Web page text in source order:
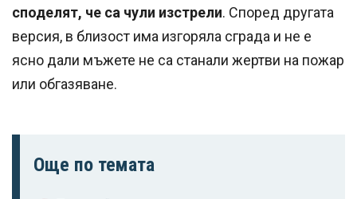
споделят, че са чули изстрели. Според другата
версия, в близост има изгоряла сграда и не е
ясно дали мъжете не са станали жертви на пожар
или обгазяване.
Още по темата